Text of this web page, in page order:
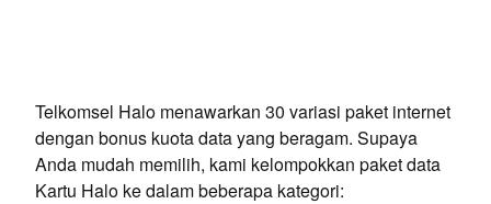
Telkomsel Halo menawarkan 30 variasi paket internet
dengan bonus kuota data yang beragam. Supaya
Anda mudah memilih, kami kelompokkan paket data
Kartu Halo ke dalam beberapa kategori: